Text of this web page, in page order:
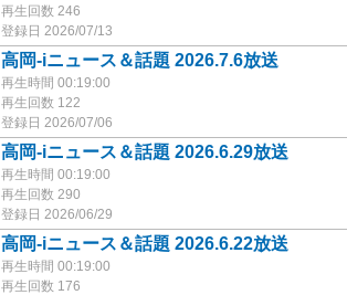
再生回数 246
登録日 2026/07/13
高岡-iニュース＆話題 2026.7.6放送
再生時間 00:19:00
再生回数 122
登録日 2026/07/06
高岡-iニュース＆話題 2026.6.29放送
再生時間 00:19:00
再生回数 290
登録日 2026/06/29
高岡-iニュース＆話題 2026.6.22放送
再生時間 00:19:00
再生回数 176